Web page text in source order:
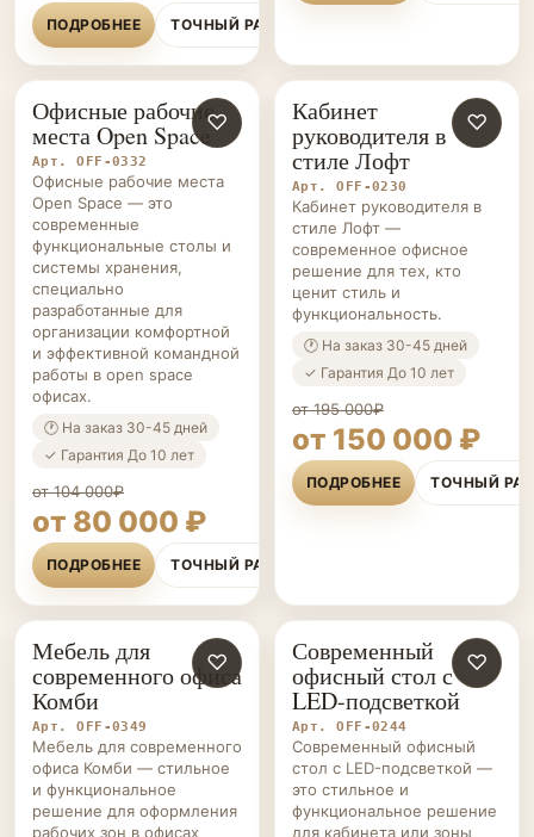
ПОДРОБНЕЕ ТОЧНЫЙ РАСЧЁТ
ОФИСНАЯ
МЕБЕЛЬ НА ЗАКАЗ
♡
Офисные рабочие
места Open Space
Арт. OFF-0332
Офисные рабочие места
Open Space — это
современные
функциональные столы и
системы хранения,
специально
разработанные для
организации комфортной
и эффективной командной
работы в open space
офисах.
🕐 На заказ 30-45 дней
✓ Гарантия До 10 лет
от 104 000₽
от 80 000 ₽
ПОДРОБНЕЕ ТОЧНЫЙ РАСЧЁТ
ОФИСНАЯ
МЕБЕЛЬ НА ЗАКАЗ
♡
Кабинет
руководителя в
стиле Лофт
Арт. OFF-0230
Кабинет руководителя в
стиле Лофт —
современное офисное
решение для тех, кто
ценит стиль и
функциональность.
🕐 На заказ 30-45 дней
✓ Гарантия До 10 лет
от 195 000₽
от 150 000 ₽
ПОДРОБНЕЕ ТОЧНЫЙ
ОФИСНАЯ
МЕБЕЛЬ НА ЗАКАЗ
♡
Мебель для
современного офиса
Комби
Арт. OFF-0349
Мебель для современного
офиса Комби — стильное
и функциональное
решение для оформления
рабочих зон в офисах
ОФИСНАЯ
МЕБЕЛЬ НА ЗАКАЗ
♡
Современный
офисный стол с
LED-подсветкой
Арт. OFF-0244
Современный офисный
стол с LED-подсветкой —
это стильное и
функциональное решение
для кабинета или зоны